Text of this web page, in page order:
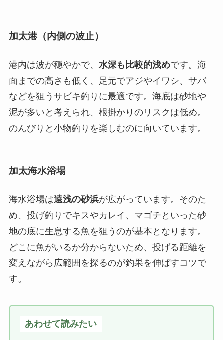
加太港（内側の波止）
港内は波が穏やかで、 水深も比較的浅めです。海
面までの高さも低く、足元でアジやイワシ、サバ
などを狙うサビキ釣りに最適です。海底は砂地や
泥が多いと考えられ、根掛かりのリスクは低め。
のんびりと小物釣りを楽しむのに向いています。
加太海水浴場
海水浴場は遠浅の砂浜が広がっています。そのた
め、投げ釣りでキスやカレイ、マゴチといった砂
地の底に生息する魚を狙うのが基本となります。
どこに魚がいるか分からないため、投げる距離を
変えながら広範囲を探るのが釣果を伸ばすコツで
す。
あわせて読みたい